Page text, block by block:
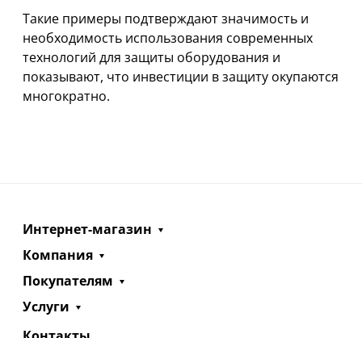
Такие примеры подтверждают значимость и
необходимость использования современных
технологий для защиты оборудования и
показывают, что инвестиции в защиту окупаются
многократно.
Интернет-магазин
Компания
Покупателям
Услуги